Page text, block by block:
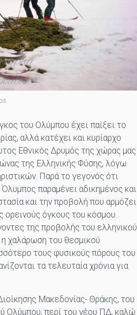
του Ολύμπου έχει παίξει το
αλλά κατέχει και κυρίαρχο
Εθνικός Δρυμός της χώρας μας
της Ελληνικής Φύσης, λόγω
Παρά το γεγονός ότι
παραμένει αδικημένος και
και την προβολή που αρμόζει
ορεινούς όγκους του κόσμου.
της προβολής του ελληνικού
χαλάρωση του θεσμικού
τους φυσικούς πόρους του
τα τελευταία χρόνια για
Μακεδονίας- Θράκης, του
Ολύμπου, περί του νέου ΠΔ, καλώ